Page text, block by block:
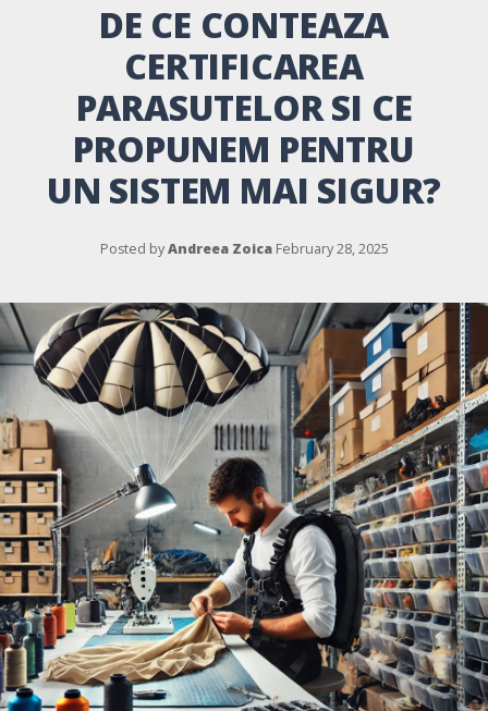
DE CE CONTEAZA
CERTIFICAREA
PARASUTELOR SI CE
PROPUNEM PENTRU
UN SISTEM MAI SIGUR?
Posted byAndreea Zoica February 28, 2025